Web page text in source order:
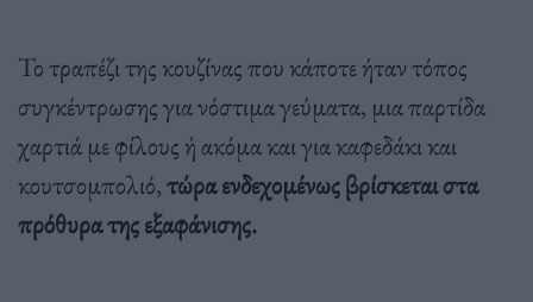
Το τραπέζι της κουζίνας που κάποτε ήταν τόπος
συγκέντρωσης για νόστιμα γεύματα, μια παρτίδα
χαρτιά με φίλους ή ακόμα και για καφεδάκι και
κουτσομπολιό,τώρα ενδεχομένως βρίσκεται στα
πρόθυρα της εξαφάνισης.